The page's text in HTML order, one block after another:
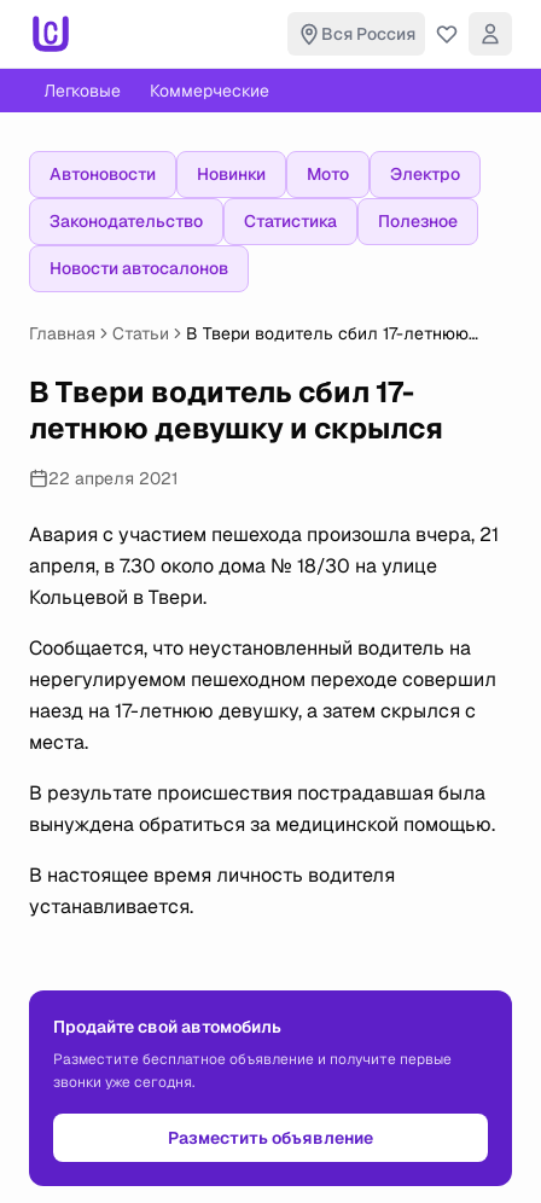
Вся Россия
Легковые Коммерческие
Автоновости Новинки Мото Электро
Законодательство Статистика Полезное
Новости автосалонов
Главная Статьи
В Твери водитель сбил 17-летнюю
В Твери водитель сбил 17-
летнюю девушку и скрылся
22 апреля 2021
Авария с участием пешехода произошла вчера, 21
апреля, в 7.30 около дома № 18/30 на улице
Кольцевой в Твери.
Сообщается, что неустановленный водитель на
нерегулируемом пешеходном переходе совершил
наезд на 17-летнюю девушку, а затем скрылся с
места.
В результате происшествия пострадавшая была
вынуждена обратиться за медицинской помощью.
В настоящее время личность водителя
устанавливается.
Продайте свой автомобиль
Разместите бесплатное объявление и получите первые
звонки уже сегодня.
Разместить объявление